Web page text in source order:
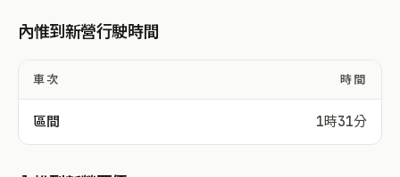
內惟到新營行駛時間
車次 時間
區間 1時31分